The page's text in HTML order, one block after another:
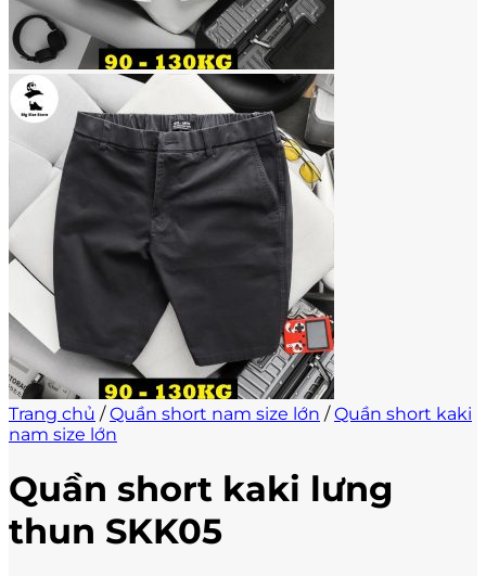
Trang chủ / Quần short nam size lớn / Quần short kaki
nam size lớn
Quần short kaki lưng
thun SKK05